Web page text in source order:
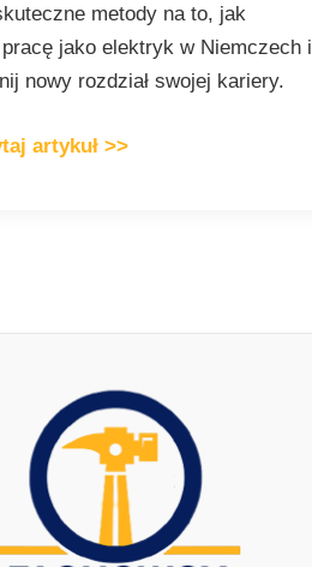
metody na to, jak
jako elektryk w Niemczech i
nowy rozdział swojej kariery.
artykuł >>